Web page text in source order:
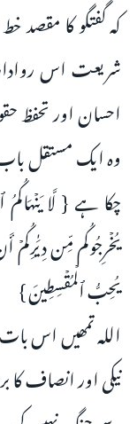
کہ گفتگو کا مقصد
شریعت اس
احسان اور تحفظ
وہ ایک مستقل
چکا ہے { لَّا
یُخۡرِجُوكُم مِّن
یُحِبُّ ٱلۡمُقۡسِطِینَ }
اللہ تمھیں اس
نیکی اور انصاف